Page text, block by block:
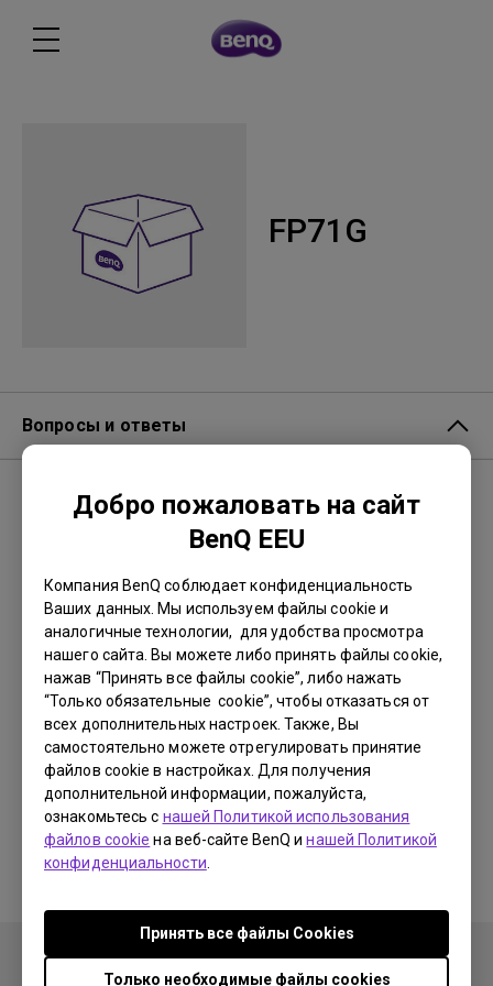
Добро пожаловать на сайт
BenQ EEU
Компания BenQ соблюдает конфиденциальность
Ваших данных. Мы используем файлы cookie и
аналогичные технологии, для удобства просмотра
нашего сайта. Вы можете либо принять файлы cookie,
нажав “Принять все файлы cookie”, либо нажать
“Только обязательные cookie”, чтобы отказаться от
всех дополнительных настроек. Также, Вы
самостоятельно можете отрегулировать принятие
файлов cookie в настройках. Для получения
дополнительной информации, пожалуйста,
ознакомьтесь с нашей Политикой использования
файлов cookie на веб-сайте BenQ инашей Политикой
конфиденциальности
Только необходимые файлы cookies
Принять все файлы Сookies
FP71G
Вопросы и ответы
Связь Настройка и эксплуатация
Почему мой монитор BenQ не может
отображать должным образом через кабель
USB-C (тип C)?